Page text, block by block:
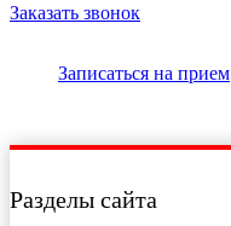
Заказать звонок
Записаться на прием
Разделы сайта